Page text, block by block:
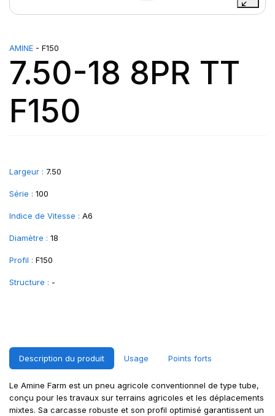
AMINE - F150
7.50-18 8PR TT
F150
Largeur : 7.50
Série : 100
Indice de Vitesse : A6
Diamètre : 18
Profil : F150
Structure : -
Description du produit Usage Points forts
Le Amine Farm est un pneu agricole conventionnel de type tube,
conçu pour les travaux sur terrains agricoles et les déplacements
mixtes. Sa carcasse robuste et son profil optimisé garantissent un